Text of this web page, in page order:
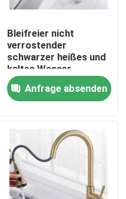
Bleifreier nicht
verrostender
schwarzer heißes und
kaltes Wasser-
Mischer für
Waschbecken
Anfrage absenden